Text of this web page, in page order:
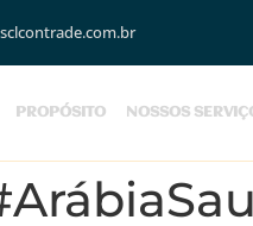
PROPÓSITO NOSSOS